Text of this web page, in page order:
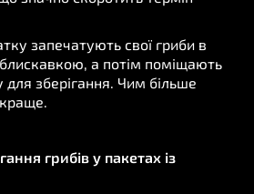
запечатують свої гриби в
блискавкою, а потім поміщають
для зберігання. Чим більше
грибів у пакетах із